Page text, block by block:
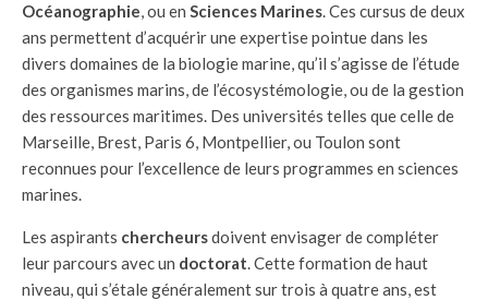
Océanographie, ou en Sciences Marines. Ces cursus de deux
ans permettent d’acquérir une expertise pointue dans les
divers domaines de la biologie marine, qu’il s’agisse de l’étude
des organismes marins, de l’écosystémologie, ou de la gestion
des ressources maritimes. Des universités telles que celle de
Marseille, Brest, Paris 6, Montpellier, ou Toulon sont
reconnues pour l’excellence de leurs programmes en sciences
marines.
Les aspirants chercheursdoivent envisager de compléter
leur parcours avec un doctorat. Cette formation de haut
niveau, qui s’étale généralement sur trois à quatre ans, est